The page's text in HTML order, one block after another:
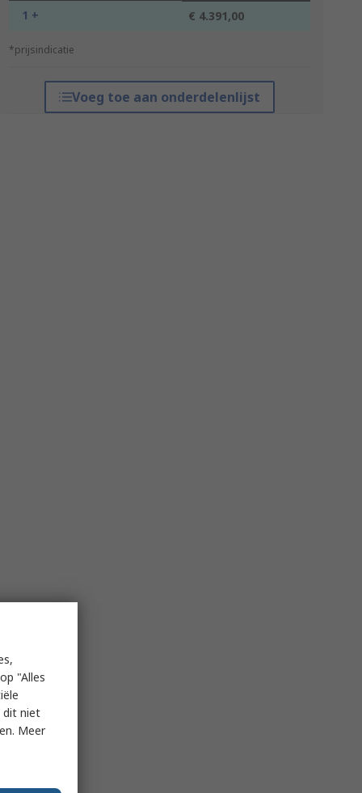
1 + € 4.391,00
*prijsindicatie
Voeg toe aan onderdelenlijst
"Alles
dit niet
Meer